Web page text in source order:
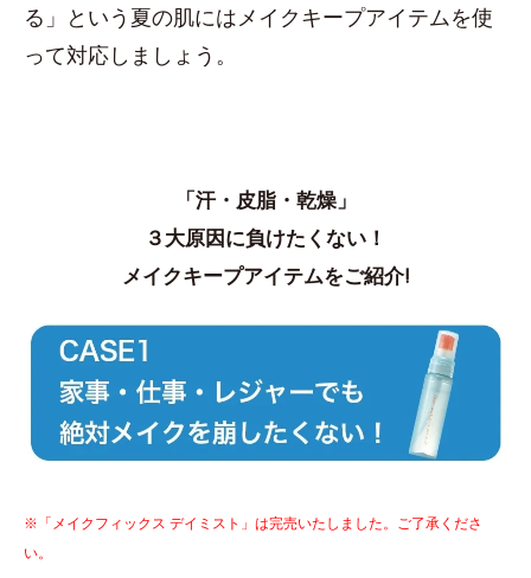
る」という夏の肌にはメイクキープアイテムを使
って対応しましょう。
「汗・皮脂・乾燥」
３大原因に負けたくない！
メイクキープアイテムをご紹介!
※「メイクフィックス デイミスト」は完売いたしました。ご了承くださ
い。